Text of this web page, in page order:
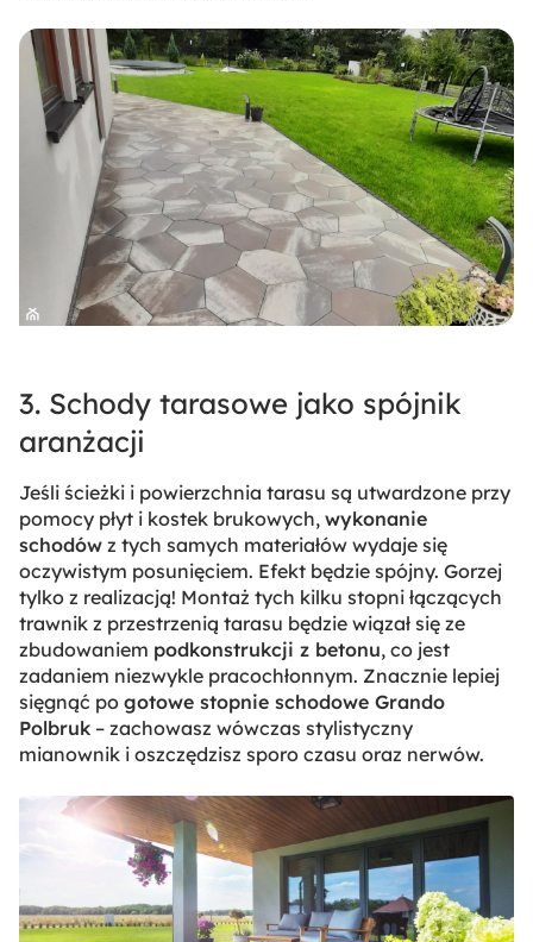
3. Schody tarasowe jako spójnik
aranżacji
Jeśli ścieżki i powierzchnia tarasu są utwardzone przy
pomocy płyt i kostek brukowych, wykonanie
schodów z tych samych materiałów wydaje się
oczywistym posunięciem. Efekt będzie spójny. Gorzej
tylko z realizacją! Montaż tych kilku stopni łączących
trawnik z przestrzenią tarasu będzie wiązał się ze
zbudowaniem podkonstrukcji z betonu, co jest
zadaniem niezwykle pracochłonnym. Znacznie lepiej
sięgnąć po gotowe stopnie schodowe Grando
Polbruk – zachowasz wówczas stylistyczny
mianownik i oszczędzisz sporo czasu oraz nerwów.